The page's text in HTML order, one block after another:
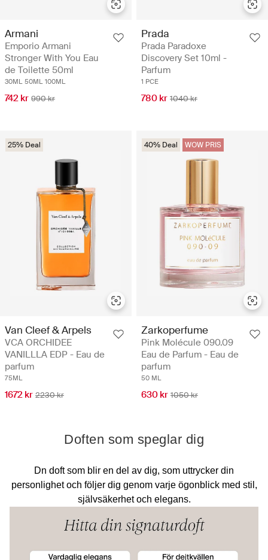
Armani
Emporio Armani
Stronger With You Eau
de Toilette 50ml
30ML 50ML 100ML
742 kr 990 kr
Prada
Prada Paradoxe
Discovery Set 10ml -
Parfum
1 PCE
780 kr 1040 kr
25% Deal
Van Cleef & Arpels
VCA ORCHIDEE
VANILLLA EDP - Eau de
parfum
75ML
1672 kr 2230 kr
40% Deal WOW PRIS
Zarkoperfume
Pink Molécule 090.09
Eau de Parfum - Eau de
parfum
50 ML
630 kr 1050 kr
Doften som speglar dig
Dn doft som blir en del av dig, som uttrycker din
personlighet och följer dig genom varje ögonblick med stil,
självsäkerhet och elegans.